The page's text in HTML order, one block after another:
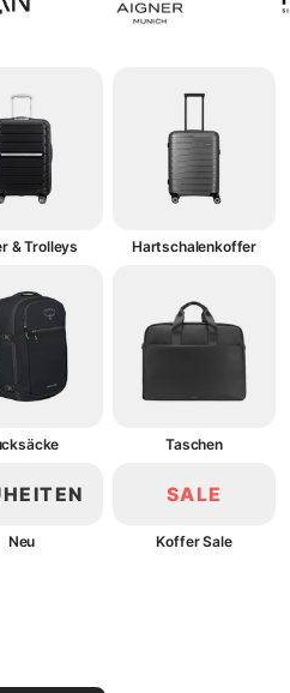
& Trolleys Hartschalenkoffer
Taschen
Neu
SALE
Koffer Sale